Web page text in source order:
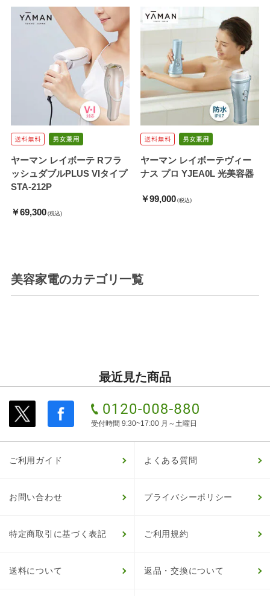
ヤーマン レイボーテ Rフラ
ッシュダブルPLUS VIタイプ
STA-212P
￥69,300 (税込)
ヤーマン レイボーテヴィー
ナス プロ YJEA0L 光美容器
￥99,000 (税込)
美容家電のカテゴリ一覧
最近見た商品
受付時間 9:30~17:00 月～土曜日
ご利用ガイド よくある質問
お問い合わせ プライバシーポリシー
特定商取引に基づく表記 ご利用規約
送料について 返品・交換について